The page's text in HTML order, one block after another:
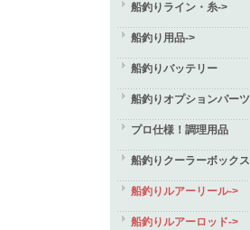
船釣りライン・糸->
船釣り用品->
船釣りバッテリー
船釣りオプションパーツ
プロ仕様！調理用品
船釣りクーラーボックス
船釣りルアーリール->
船釣りルアーロッド->